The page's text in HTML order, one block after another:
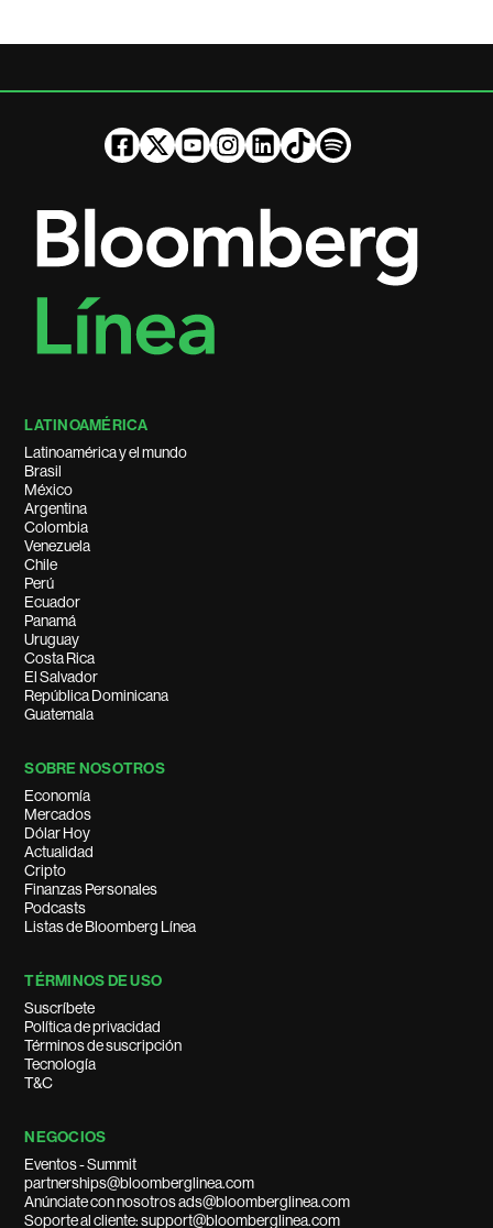
LATINOAMÉRICA
Latinoamérica y el mundo
Brasil
México
Argentina
Colombia
Venezuela
Chile
Perú
Ecuador
Panamá
Uruguay
Costa Rica
El Salvador
República Dominicana
Guatemala
SOBRE NOSOTROS
Economía
Mercados
Dólar Hoy
Actualidad
Cripto
Finanzas Personales
Podcasts
Listas de Bloomberg Línea
TÉRMINOS DE USO
Suscríbete
Política de privacidad
Términos de suscripción
Tecnología
T&C
NEGOCIOS
Eventos - Summit
partnerships@bloomberglinea.com
Anúnciate con nosotros ads@bloomberglinea.com
Soporte al cliente: support@bloomberglinea.com